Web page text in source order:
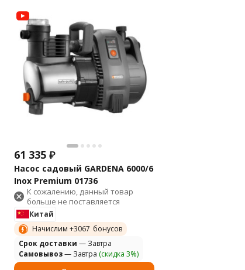
61 335 ₽
Насос садовый GARDENA 6000/6
Inox Premium 01736
К сожалению, данный товар
больше не поставляется
Китай
Начислим +3067 бонусов
Cрок доставки — Завтра
Самовывоз— Завтра (скидка 3%)